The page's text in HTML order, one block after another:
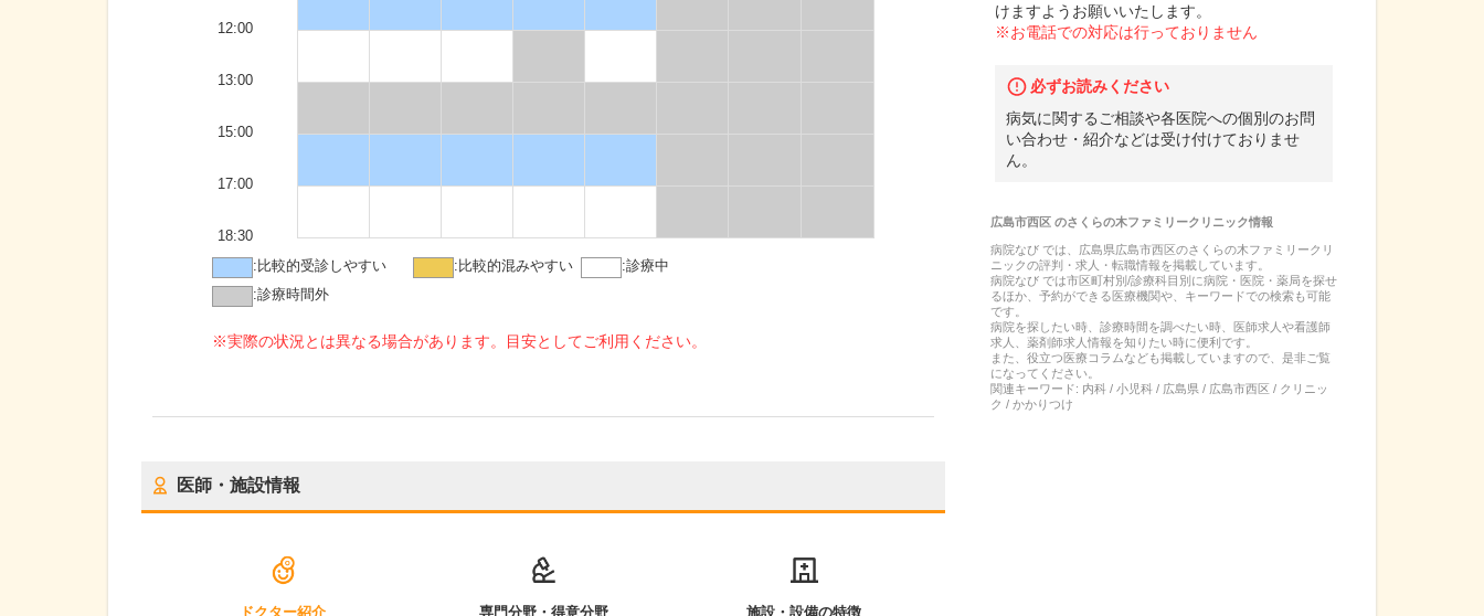
12:00
13:00
15:00
17:00
18:30
: 比較的受診しやすい : 比較的混みやすい :診療中
:診療時間外
※実際の状況とは異なる場合があります。目安としてご利用ください。
医師・施設情報
ドクター紹介 専門分野・得意分野 施設・設備の特徴
けますようお願いいたします。
※お電話での対応は行っておりません
必ずお読みください
病気に関するご相談や各医院への個別のお問
い合わせ・紹介などは受け付けておりませ
ん。
広島市西区のさくらの木ファミリークリニック情報
病院なび では、 広島県広島市西区のさくらの木ファミリークリ
ニックの評判・求人・転職情報を掲載しています。
病院なび では市区町村別/診療科目別に病院・医院・薬局を探せ
るほか、予約ができる医療機関や、キーワードでの検索も可能
です。
病院を探したい時、診療時間を調べたい時、医師求人や看護師
求人、薬剤師求人情報を知りたい時に便利です。
また、役立つ医療コラムなども掲載していますので、是非ご覧
になってください。
関連キーワード: 内科 / 小児科 / 広島県 / 広島市西区 / クリニッ
ク / かかりつけ